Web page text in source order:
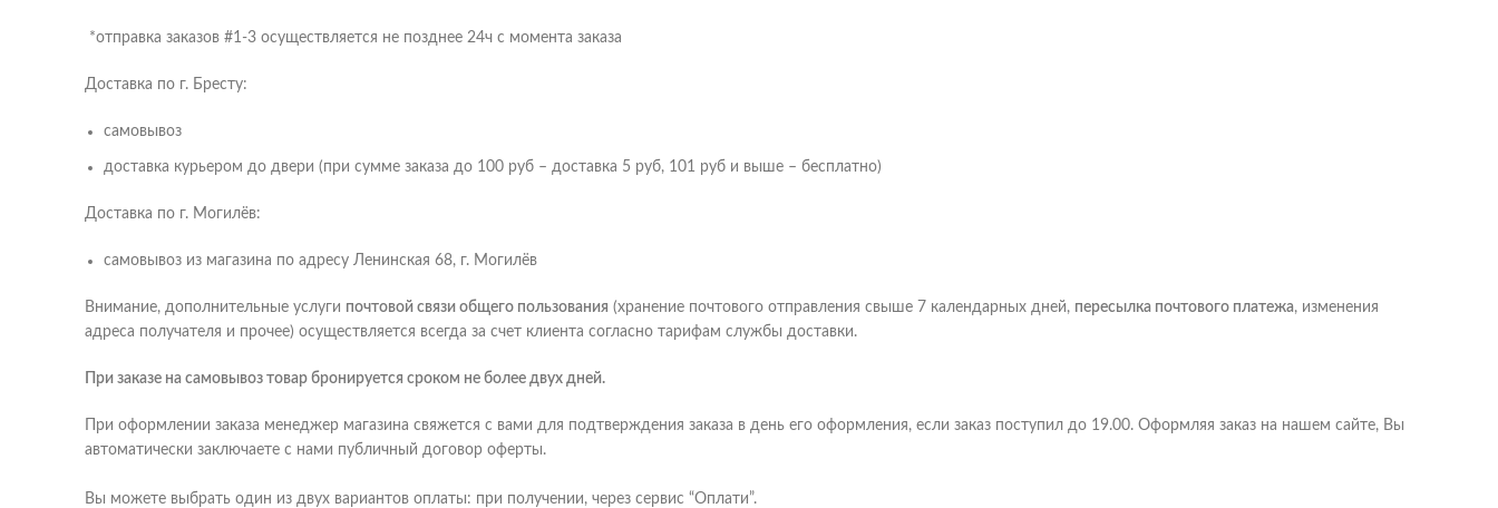
*отправка заказов #1-3 осуществляется не позднее 24ч с момента заказа
Доставка по г. Бресту:
самовывоз
доставка курьером до двери (при сумме заказа до 100 руб – доставка 5 руб, 101 руб и выше – бесплатно)
Доставка по г. Могилёв:
самовывоз из магазина по адресу Ленинская 68, г. Могилёв
Внимание, дополнительные услуги почтовой связи общего пользования (хранение почтового отправления свыше 7 календарных дней, пересылка почтового платежа, изменения
адреса получателя и прочее) осуществляется всегда за счет клиента согласно тарифам службы доставки.
При заказе на самовывоз товар бронируется сроком не более двух дней.
При оформлении заказа менеджер магазина свяжется с вами для подтверждения заказа в день его оформления, если заказ поступил до 19.00. Оформляя заказ на нашем сайте, Вы
автоматически заключаете с нами публичный договор оферты.
Вы можете выбрать один из двух вариантов оплаты: при получении, через сервис “Оплати”.